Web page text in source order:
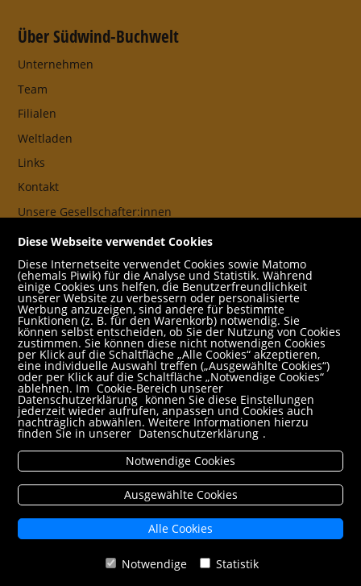
Über Südwind-Buchwelt
Unternehmen
Team
Filialen
Weltladen
Links
Kontakt
Unsere Gesellschafter:innen
AGB
Impressum
Datenschutz- und Cookieerklärung
Freund:innen
Service
Jobs
Newsletter abonnieren
Schulbuchservice
Rund um den Einkauf
Versandbedingungen
Filialabholung
Erweiterte Suche
Mein Konto
VERTRAG WIDERRUFEN
Diese Webseite verwendet Cookies
Diese Internetseite verwendet Cookies sowie Matomo
(ehemals Piwik) für die Analyse und Statistik. Während
einige Cookies uns helfen, die Benutzerfreundlichkeit
unserer Website zu verbessern oder personalisierte
Werbung anzuzeigen, sind andere für bestimmte
Funktionen (z. B. für den Warenkorb) notwendig. Sie
können selbst entscheiden, ob Sie der Nutzung von Cookies
zustimmen. Sie können diese nicht notwendigen Cookies
per Klick auf die Schaltfläche „Alle Cookies“ akzeptieren,
eine individuelle Auswahl treffen („Ausgewählte Cookies“)
oder per Klick auf die Schaltfläche „Notwendige Cookies“
ablehnen. Im Cookie-Bereich unserer
Datenschutzerklärung können Sie diese Einstellungen
jederzeit wieder aufrufen, anpassen und Cookies auch
nachträglich abwählen. Weitere Informationen hierzu
finden Sie in unserer Datenschutzerklärung .
Notwendige Cookies
Ausgewählte Cookies
Alle Cookies
Notwendige Statistik